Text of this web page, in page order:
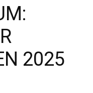
2025